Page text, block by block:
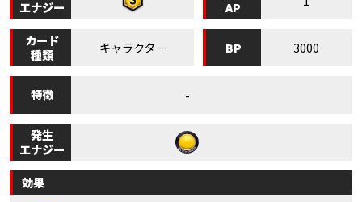
エナジー
AP
カード
種類
キャラクター BP 3000
特徴 -
発生
エナジー
効果